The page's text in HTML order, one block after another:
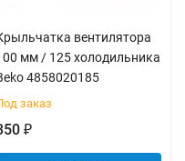
вентилятора
мм / 125 холодильника
4858020185
заказ
₽